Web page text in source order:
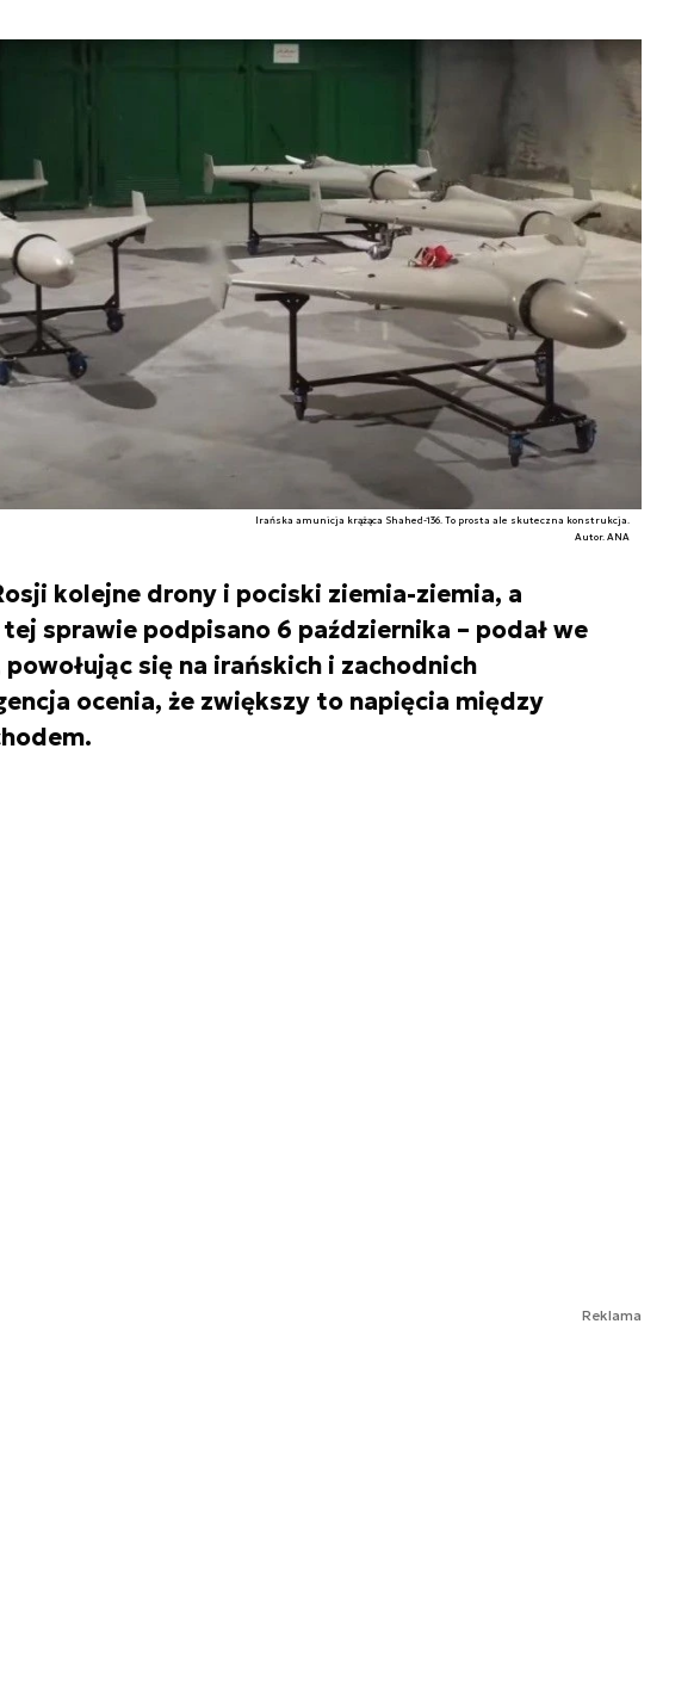
Irańska amunicja krążąca Shahed-136. To prosta ale skuteczna konstrukcja.
Autor. ANA
kolejne drony i pociski ziemia-ziemia, a
sprawie podpisano 6 października – podał we
się na irańskich i zachodnich
ocenia, że zwiększy to napięcia między
Reklama